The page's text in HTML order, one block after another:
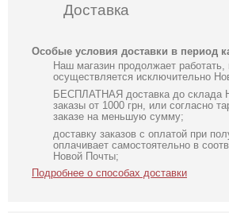
Доставка
Особые условия доставки в период
Наш магазин продолжает работать,
осуществляется исключительно
БЕСПЛАТНАЯ доставка до склада
заказы от 1000 грн, или согласно
заказе на меньшую сумму;
доставку заказов с оплатой при
оплачивает самостоятельно в
Новой Почты;
Подробнее о способах доставки